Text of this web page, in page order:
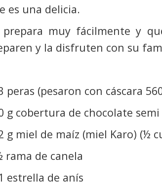
es una delicia.
prepara muy fácilmente y
y la disfruten con su
peras (pesaron con cáscara
g cobertura de chocolate
g miel de maíz (miel Karo) (½
rama de canela
estrella de anís